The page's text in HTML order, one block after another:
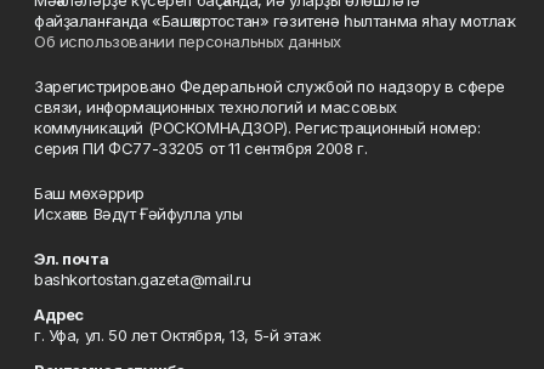
файҙаланғанда «Башҡортостан» гәзитенә һылтанма яһау мотлаҡ.
Об использовании персональных данных
Зарегистрировано Федеральной службой по надзору в сфере
связи, информационных технологий и массовых
коммуникаций (РОСКОМНАДЗОР). Регистрационный номер:
серия ПИ ФС77-33205 от 11 сентября 2008 г.
Баш мөхәррир
Исхаҡов Вәдүт Ғәйфулла улы
Эл. почта
bashkortostan.gazeta@mail.ru
Адрес
г. Уфа, ул. 50 лет Октября, 13, 5-й этаж